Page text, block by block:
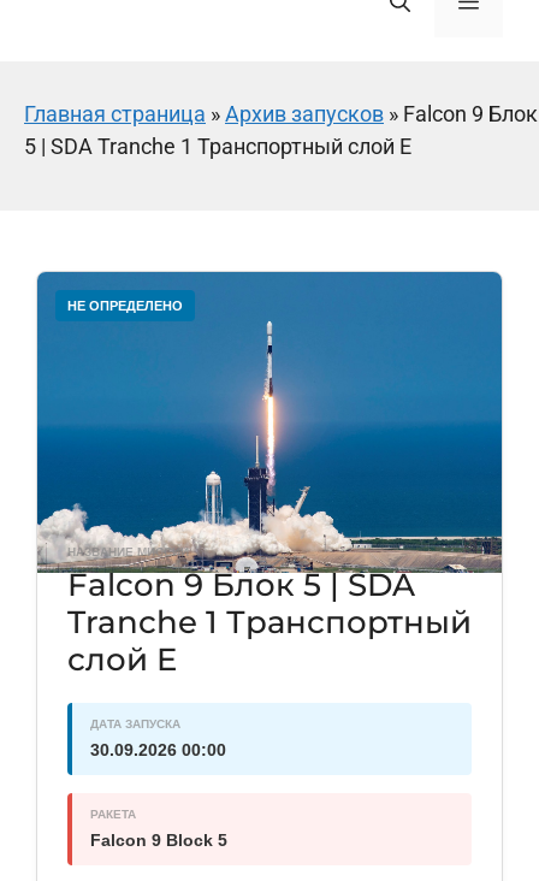
Главная страница »Архив запусков » Falcon 9 Блок
5 | SDA Tranche 1 Транспортный слой E
НЕ ОПРЕДЕЛЕНО
НАЗВАНИЕ МИССИИ
Falcon 9 Блок 5 | SDA
Tranche 1 Транспортный
слой E
ДАТА ЗАПУСКА
30.09.2026 00:00
РАКЕТА
Falcon 9 Block 5